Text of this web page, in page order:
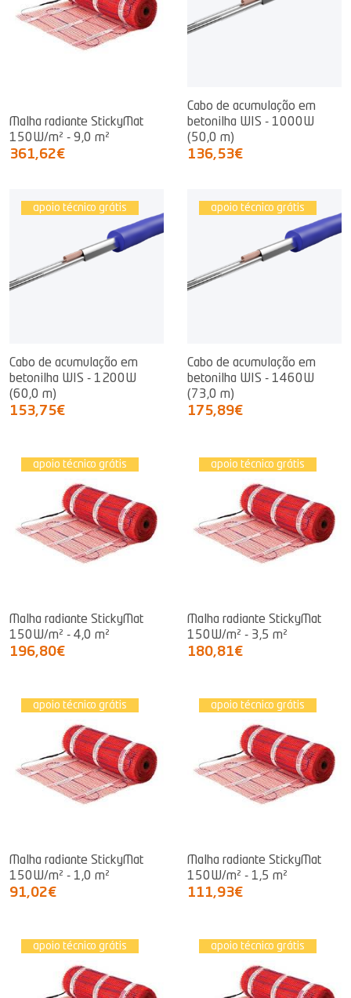
Malha radiante StickyMat
150W/m² - 9,0 m²
361,62€
Cabo de acumulação em
betonilha WIS - 1000W
(50,0 m)
136,53€
apoio técnico grátis
Cabo de acumulação em
betonilha WIS - 1200W
(60,0 m)
153,75€
apoio técnico grátis
Cabo de acumulação em
betonilha WIS - 1460W
(73,0 m)
175,89€
apoio técnico grátis
Malha radiante StickyMat
150W/m² - 4,0 m²
196,80€
apoio técnico grátis
Malha radiante StickyMat
150W/m² - 3,5 m²
180,81€
apoio técnico grátis
Malha radiante StickyMat
150W/m² - 1,0 m²
91,02€
apoio técnico grátis
Malha radiante StickyMat
150W/m² - 1,5 m²
111,93€
apoio técnico grátis apoio técnico grátis